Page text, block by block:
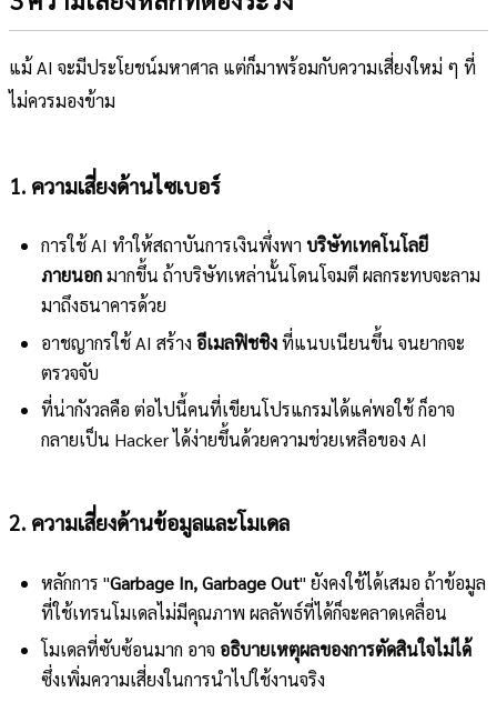
แม้ AI จะมีประโยชน์มหาศาล แต่ก็มาพร้อมกับความเสี่ยงใหม่ ๆ ที่
ไม่ควรมองข้าม
1. ความเสี่ยงด้านไซเบอร์
การใช้ AI ทำให้สถาบันการเงินพึ่งพา บริษัทเทคโนโลยี
ภายนอกมากขึ้น ถ้าบริษัทเหล่านั้นโดนโจมตี ผลกระทบจะลาม
มาถึงธนาคารด้วย
อาชญากรใช้ AI สร้าง อีเมลฟิชชิงที่แนบเนียนขึ้น จนยากจะ
ตรวจจับ
ที่น่ากังวลคือ ต่อไปนี้คนที่เขียนโปรแกรมได้แค่พอใช้ ก็อาจ
กลายเป็น Hacker ได้ง่ายขึ้นด้วยความช่วยเหลือของ AI
2. ความเสี่ยงด้านข้อมูลและโมเดล
หลักการ "Garbage In, Garbage Out" ยังคงใช้ได้เสมอ ถ้าข้อมูล
ที่ใช้เทรนโมเดลไม่มีคุณภาพ ผลลัพธ์ที่ได้ก็จะคลาดเคลื่อน
โมเดลที่ซับซ้อนมาก อาจ อธิบายเหตุผลของการตัดสินใจไม่ได้
ซึ่งเพิ่มความเสี่ยงในการนำไปใช้งานจริง